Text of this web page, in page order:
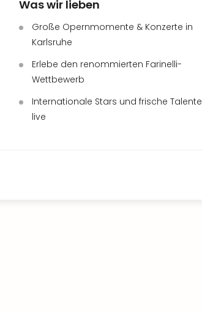
Was wir lieben
Große Opernmomente & Konzerte in
Karlsruhe
Erlebe den renommierten Farinelli-
Wettbewerb
Internationale Stars und frische Talente
live